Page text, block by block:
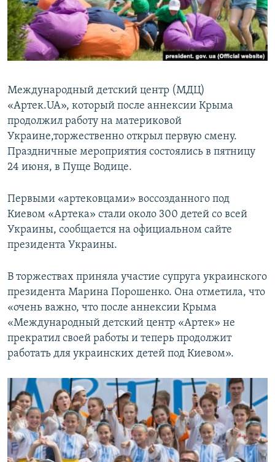
ПОБЕДИТЕЛЕЙ НЕ СУДЯТ?
КРЫМ.НЕПОКОРЕННЫЙ
ELIFBE
ПРИСОЕДИНЯЙТЕСЬ!
Все сайты RFE/RL
Международный детский центр (МДЦ)
«Артек.UA», который после аннексии Крыма
продолжил работу на материковой
Украине,торжественно открыл первую смену.
Праздничные мероприятия состоялись в пятницу
24 июня, в Пуще Водице.
Первыми «артековцами» воссозданного под
Киевом «Артека» стали около 300 детей со всей
Украины, сообщается на официальном сайте
президента Украины.
В торжествах приняла участие супруга украинского
президента Марина Порошенко. Она отметила, что
«очень важно, что после аннексии Крыма
«Международный детский центр «Артек» не
прекратил своей работы и теперь продолжит
работать для украинских детей под Киевом».